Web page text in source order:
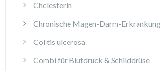
Cholesterin
Chronische Magen-Darm-Erkrankung
Colitis ulcerosa
Combi für Blutdruck & Schilddrüse